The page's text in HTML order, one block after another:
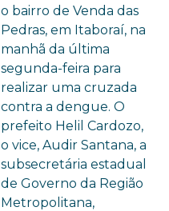
o bairro de Venda das
Pedras, em Itaboraí, na
manhã da última
segunda-feira para
realizar uma cruzada
contra a dengue. O
prefeito Helil Cardozo,
o vice, Audir Santana, a
subsecretária estadual
de Governo da Região
Metropolitana,